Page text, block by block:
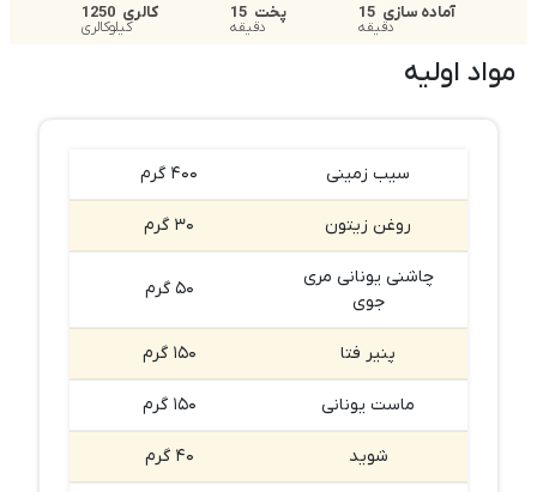
آماده سازی 15
دقیقه
پخت 15
دقیقه
کالری 1250
کیلوکالری
مواد اولیه
سیب زمینی ۴۰۰ گرم
روغن زیتون ۳۰ گرم
چاشنی یونانی مری
جوی
۵۰ گرم
پنیر فتا ۱۵۰ گرم
ماست یونانی ۱۵۰ گرم
شوید ۴۰ گرم